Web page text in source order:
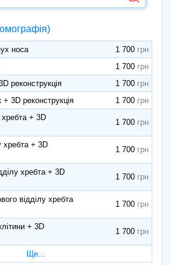
носа
1 700
1 700
реконструкція
1 700
3D реконструкція
1 700
+ 3D
1 700
хребта + 3D
1 700
хребта + 3D
1 700
відділу хребта
1 700
+ 3D
1 700
Ще...